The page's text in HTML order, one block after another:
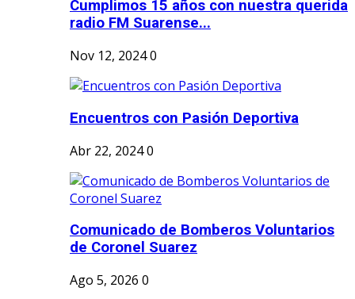
Cumplimos 15 años con nuestra querida
radio FM Suarense...
Nov 12, 20240
Encuentros con Pasión Deportiva
Abr 22, 20240
Comunicado de Bomberos Voluntarios
de Coronel Suarez
Ago 5, 2026 0